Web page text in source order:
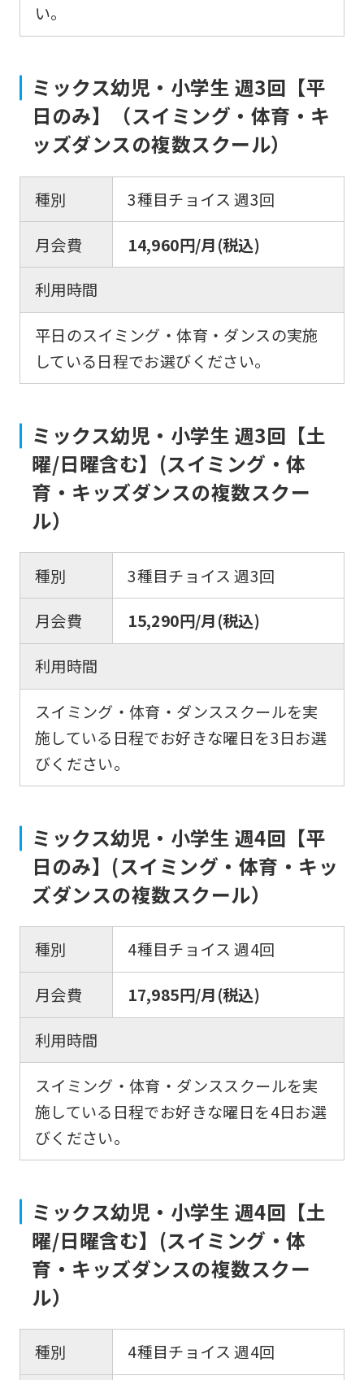
い。
ミックス幼児・小学生 週3回【平
日のみ】（スイミング・体育・キ
ッズダンスの複数スクール）
種別
3種目チョイス 週3回
月会費
14,960円/月(税込)
利用時間
平日のスイミング・体育・ダンスの実施
している日程でお選びください。
ミックス幼児・小学生 週3回【土
曜/日曜含む】(スイミング・体
育・キッズダンスの複数スクー
ル）
種別
3種目チョイス 週3回
月会費
15,290円/月(税込)
利用時間
スイミング・体育・ダンススクールを実
施している日程でお好きな曜日を3日お選
びください。
ミックス幼児・小学生 週4回【平
日のみ】(スイミング・体育・キッ
ズダンスの複数スクール）
種別
4種目チョイス 週4回
月会費
17,985円/月(税込)
利用時間
スイミング・体育・ダンススクールを実
施している日程でお好きな曜日を4日お選
びください。
ミックス幼児・小学生 週4回【土
曜/日曜含む】(スイミング・体
育・キッズダンスの複数スクー
ル）
種別 4種目チョイス 週4回
For
foreigners
Sports
official
website
is
automatically
translated
English.
the
link
below
automatic
to
return
to
page.
However,